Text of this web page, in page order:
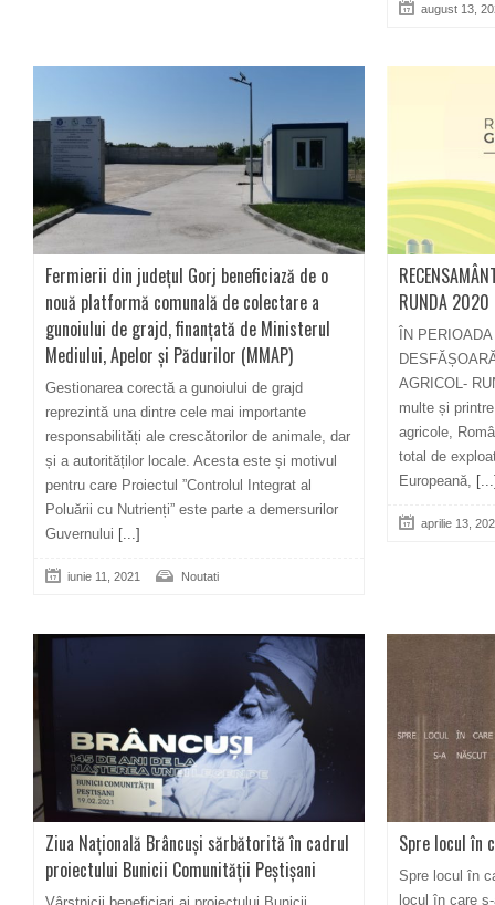
august 13,
Fermierii din județul Gorj beneficiază de o
nouă platformă comunală de colectare a
gunoiului de grajd, finanțată de Ministerul
Mediului, Apelor și Pădurilor (MMAP)
Gestionarea corectă a gunoiului de grajd
reprezintă una dintre cele mai importante
responsabilități ale crescătorilor de animale, dar
și a autorităților locale. Acesta este și motivul
pentru care Proiectul ”Controlul Integrat al
Poluării cu Nutrienți” este parte a demersurilor
Guvernului [...]
iunie 11, 2021 Noutati
RUNDA 2020
ÎN
AGRICOL-
multe și
agricole,
total de
Europeană,
aprilie 13,
Ziua Națională Brâncuși sărbătorită în cadrul
proiectului Bunicii Comunității Peștișani
Spre locul în
Spre locul în
locul în care